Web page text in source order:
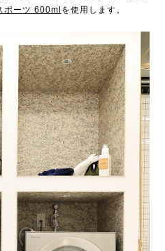
ポーツ 600ml を使用します。